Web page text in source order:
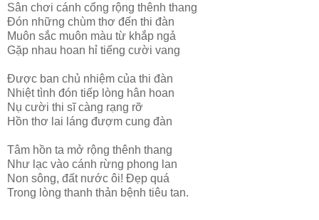
Sân chơi cánh cổng rộng thênh thang
Đón những chùm thơ đến thi đàn
Muôn sắc muôn màu từ khắp ngả
Gặp nhau hoan hỉ tiếng cười vang
Được ban chủ nhiệm của thi đàn
Nhiệt tình đón tiếp lòng hân hoan
Nụ cười thi sĩ càng rạng rỡ
Hồn thơ lai láng đượm cung đàn
Tâm hồn ta mở rộng thênh thang
Như lạc vào cánh rừng phong lan
Non sông, đất nước ôi! Đẹp quá
Trong lòng thanh thản bệnh tiêu tan.